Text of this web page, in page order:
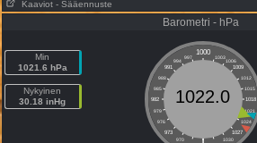
Kaaviot - Sääennuste
Barometri - hPa
Min
1021.6 hPa
Nykyinen
30.18 inHg
1000
997 1003
994
1006
991
1009
988
1012
985
1015
982
1018
979
1021
976
1024
973
1027
970
1030
1022.0